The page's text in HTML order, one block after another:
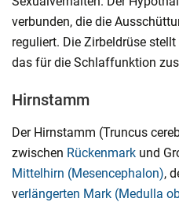
verbunden, die die
reguliert. Die Zirbeldrüse
das für die Schlaffunktion
Hirnstamm
Der Hirnstamm (Truncus
zwischen Rückenmark und
Mittelhirn (Mesencephalon),
verlängerten Mark (Medulla